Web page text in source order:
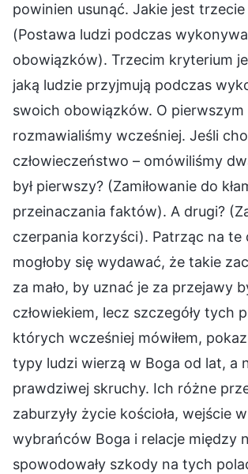
powinien usunąć. Jakie jest
(Postawa ludzi podczas
obowiązków). Trzecim kryterium
jaką ludzie przyjmują podczas
swoich obowiązków. O
rozmawialiśmy wcześniej. Jeśli
człowieczeństwo – omówiliśmy
był pierwszy? (Zamiłowanie do
przeinaczania faktów). A drugi?
czerpania korzyści). Patrząc na te
mogłoby się wydawać, że takie
za mało, by uznać je za przejawy
człowiekiem, lecz szczegóły tych
których wcześniej mówiłem,
typy ludzi wierzą w Boga od lat, a
prawdziwej skruchy. Ich różne
zaburzyły życie kościoła, wejście
wybrańców Boga i relacje między
spowodowały szkody na tych